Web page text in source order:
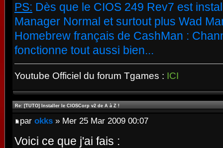
PS: Dès que le CIOS 249 Rev7 est
Manager Normal et surtout plus Wad
Homebrew français de CashMan :
fonctionne tout aussi bien...
Youtube Officiel du forum Tgames : ICI
Re: [TUTO] Installer le CIOSCorp v2 de A à Z !
par okks » Mer 25 Mar 2009 00:07
Voici ce que j'ai fais :